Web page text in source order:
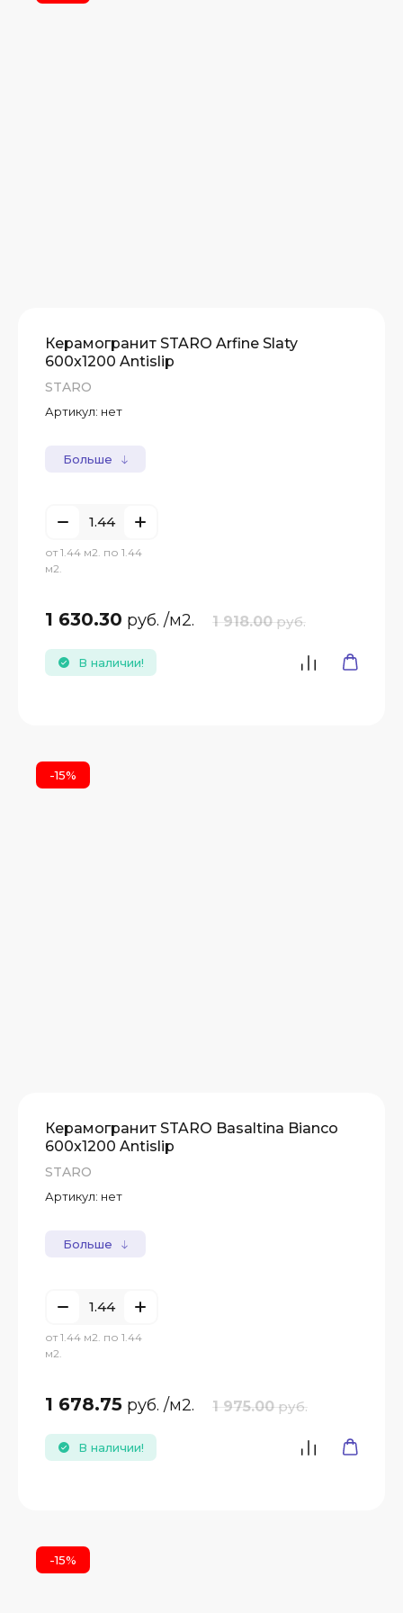
Керамогранит STARO Arfine Slaty
600x1200 Antislip
STARO
Артикул: нет
Больше
от 1.44 м2. по 1.44
м2.
1 630.30 руб. /м2. 1 918.00 руб.
В наличии!
-15%
Керамогранит STARO Basaltina Bianco
600x1200 Antislip
STARO
Артикул: нет
Больше
от 1.44 м2. по 1.44
м2.
1 678.75 руб. /м2. 1 975.00 руб.
В наличии!
-15%